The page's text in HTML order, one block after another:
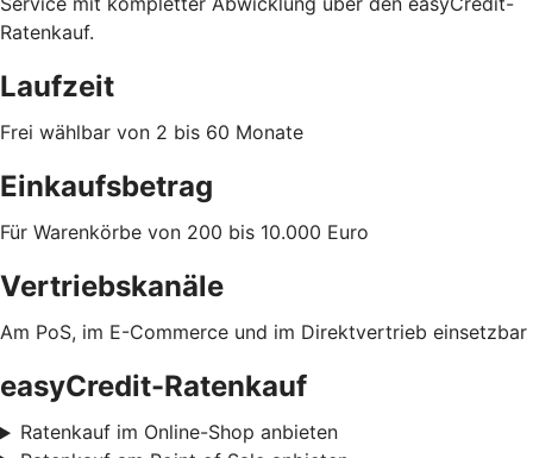
Ratenkauf.
Laufzeit
Frei wählbar von 2 bis 60 Monate
Einkaufsbetrag
Für Warenkörbe von 200 bis 10.000 Euro
Vertriebskanäle
Am PoS, im E-Commerce und im Direktvertrieb einsetzbar
easyCredit-Ratenkauf
Ratenkauf im Online-Shop anbieten